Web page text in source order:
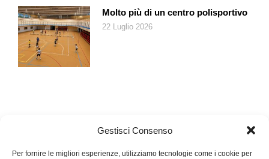
Gestisci Consenso
Per fornire le migliori esperienze, utilizziamo tecnologie come i cookie per
spacca la schiena spostando pietre; Nina che ripassa la
lezione di scienze mentre spinge il carrello nel reparto latticini; i
due che si ingozzano di pici e di dolci dopo aver lasciato in
fretta il funerale di Chiara. Anche se per proteggere una
ragazzina dal male del Mondo non bastano certo l’acquisto di
quarantenne «che lavora con le mani» e la sera legge Le
Molto più di un centro polisportivo
22 Luglio 2026